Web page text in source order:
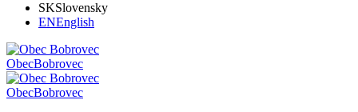
SKSlovensky
ENEnglish
ObecBobrovec
ObecBobrovec